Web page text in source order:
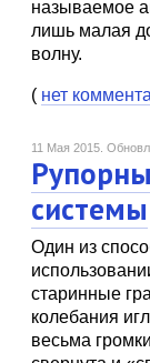
называемое
лишь малая
волну.
( нет
11 Мая 2015.
системы
Один из
старинные
колебания
весьма